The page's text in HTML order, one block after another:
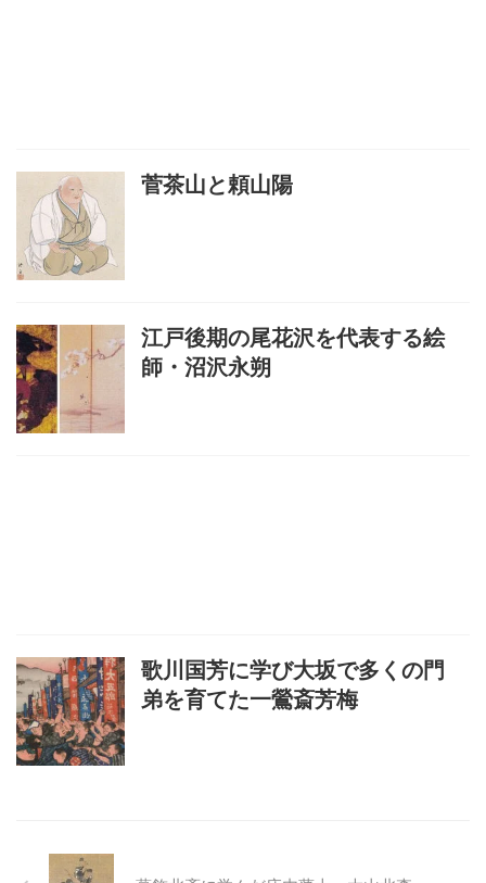
菅茶山と頼山陽
江戸後期の尾花沢を代表する絵
師・沼沢永朔
歌川国芳に学び大坂で多くの門
弟を育てた一鶯斎芳梅